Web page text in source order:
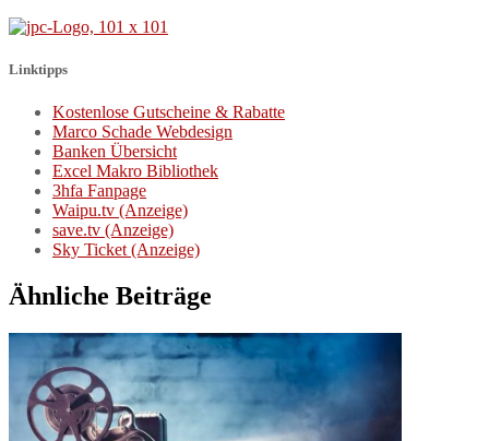
Linktipps
Kostenlose Gutscheine & Rabatte
Marco Schade Webdesign
Banken Übersicht
Excel Makro Bibliothek
3hfa Fanpage
Waipu.tv (Anzeige)
save.tv (Anzeige)
Sky Ticket (Anzeige)
Ähnliche Beiträge